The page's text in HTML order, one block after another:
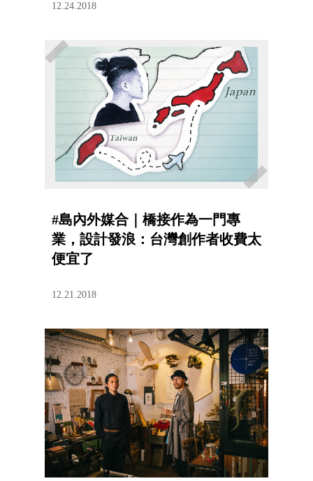
12.24.2018
#島內外媒合｜橋接作為一門專
業，設計發浪：台灣創作者收費太
便宜了
12.21.2018